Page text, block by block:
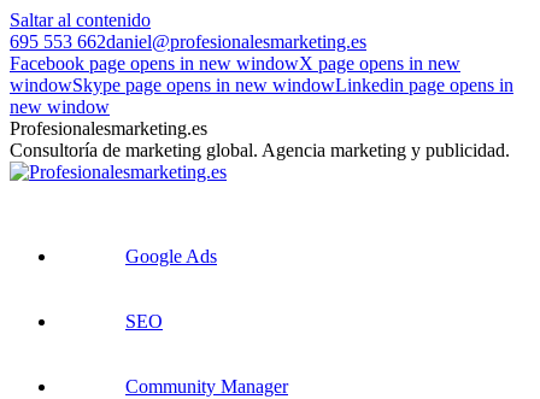
Saltar al contenido
695 553 662daniel@profesionalesmarketing.es
Facebook page opens in new windowX page opens in new
windowSkype page opens in new windowLinkedin page opens in
new window
Profesionalesmarketing.es
Consultoría de marketing global. Agencia marketing y publicidad.
Google Ads
SEO
Community Manager